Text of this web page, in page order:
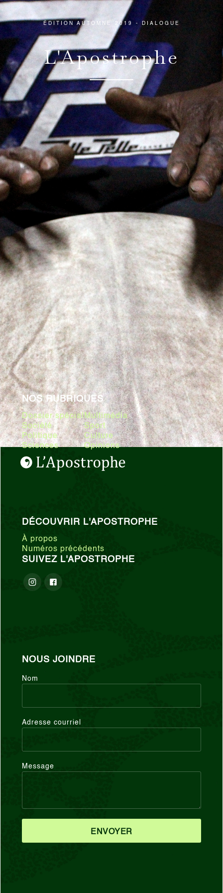
ÉDITION AUTOMNE 2019 - DIALOGUE
L'Apostrophe
NOS RUBRIQUES
Dossier spécial
Société
Politique
Sciences
Multimédia
Sport
Culture
Opinions
DÉCOUVRIR L'APOSTROPHE
À propos
Numéros précédents
SUIVEZ L'APOSTROPHE
NOUS JOINDRE
Nom
Adresse courriel
Message